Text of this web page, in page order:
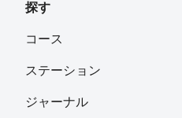
探す
コース
ステーション
ジャーナル